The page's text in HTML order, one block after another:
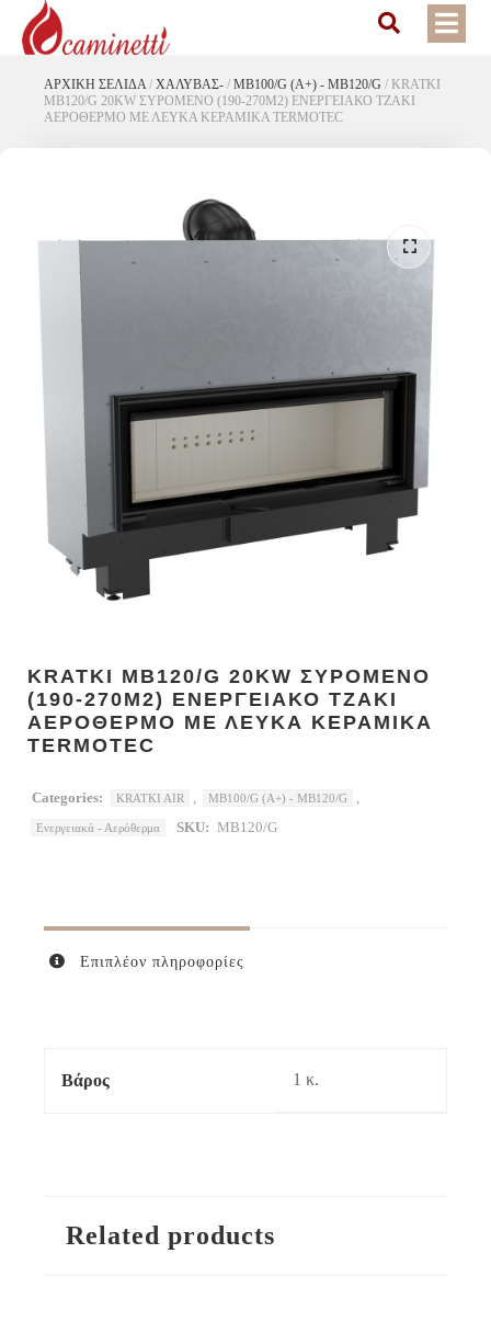
ΑΡΧΙΚΉ ΣΕΛΊΔΑ / ΧΑΛΥΒΑΣ- / MB100/G (A+) - MB120/G / KRATKI
MB120/G 20KW ΣΥΡΟΜΕΝΟ (190-270M2) ΕΝΕΡΓΕΙΑΚΟ ΤΖΑΚΙ
ΑΕΡΟΘΕΡΜΟ ΜΕ ΛΕΥΚΑ ΚΕΡΑΜΙΚΑ TERMOTEC
KRATKI MB120/G 20KW ΣΥΡΟΜΕΝΟ
(190-270M2) ΕΝΕΡΓΕΙΑΚΟ ΤΖΑΚΙ
ΑΕΡΟΘΕΡΜΟ ΜΕ ΛΕΥΚΑ ΚΕΡΑΜΙΚΑ
TERMOTEC
Categories: KRATKI AIR , MB100/G (A+) - MB120/G ,
Ενεργειακά - Αερόθερμα SKU: MB120/G
Επιπλέον πληροφορίες
Βάρος 1 κ.
Related products